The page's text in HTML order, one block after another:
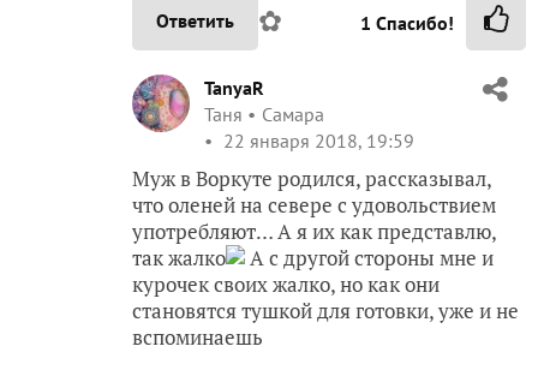
Ответить ✿ 1 Спасибо!
TanyaR
Таня
Самара
22 января 2018, 19:59
Муж в Воркуте родился, рассказывал,
что оленей на севере с удовольствием
употребляют… А я их как представлю,
так жалко
А с другой стороны мне и
курочек своих жалко, но как они
становятся тушкой для готовки, уже и не
вспоминаешь